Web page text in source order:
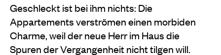
Geschleckt ist bei ihm nichts: Die
Appartements verströmen einen morbiden
Charme, weil der neue Herr im Haus die
Spuren der Vergangenheit nicht tilgen will.